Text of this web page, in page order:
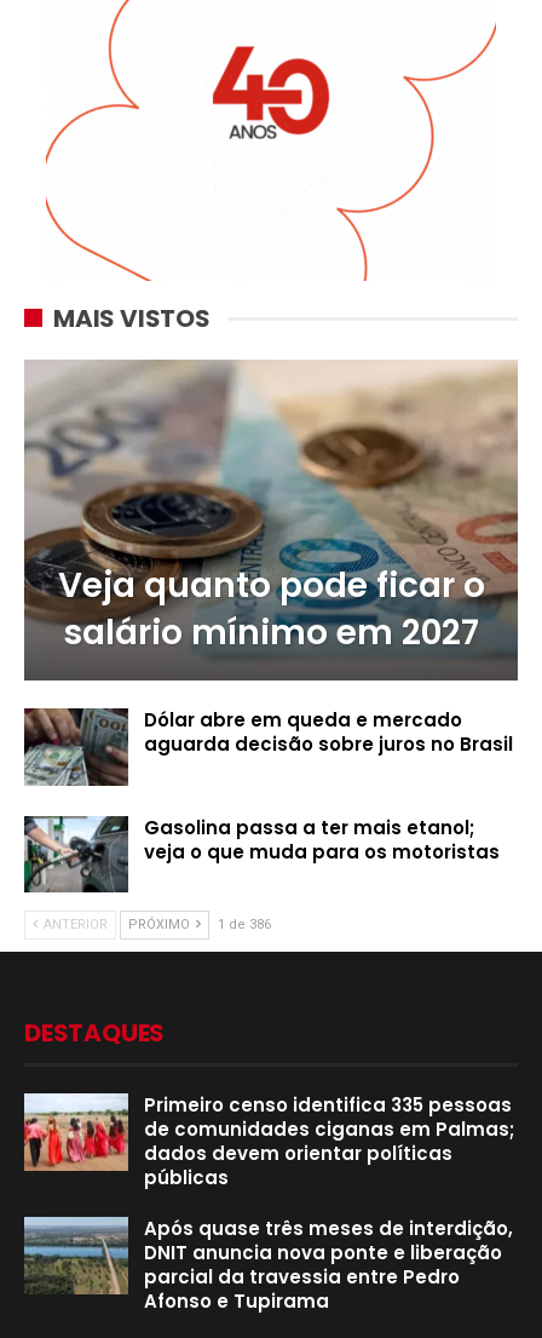
MAIS VISTOS
Veja quanto pode ficar o
salário mínimo em 2027
Dólar abre em queda e mercado
aguarda decisão sobre juros no Brasil
Gasolina passa a ter mais etanol;
veja o que muda para os motoristas
ANTERIOR PRÓXIMO 1 de 386
DESTAQUES
Primeiro censo identifica 335 pessoas
de comunidades ciganas em Palmas;
dados devem orientar políticas
públicas
Após quase três meses de interdição,
DNIT anuncia nova ponte e liberação
parcial da travessia entre Pedro
Afonso e Tupirama